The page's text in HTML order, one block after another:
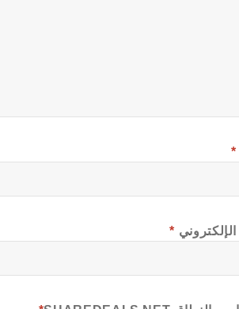
*
الإلكتروني *